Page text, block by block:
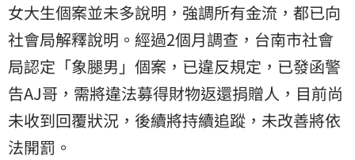
女大生個案並未多說明，強調所有金流，都已向
社會局解釋說明。經過2個月調查，台南市社會
局認定「象腿男」個案，已違反規定，已發函警
告AJ哥，需將違法募得財物返還捐贈人，目前尚
未收到回覆狀況，後續將持續追蹤，未改善將依
法開罰。